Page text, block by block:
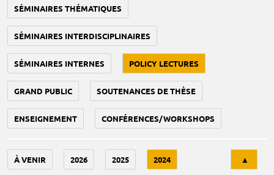
SÉMINAIRES THÉMATIQUES
SÉMINAIRES INTERDISCIPLINAIRES
SÉMINAIRES INTERNES POLICY LECTURES
GRAND PUBLIC SOUTENANCES DE THÈSE
ENSEIGNEMENT CONFÉRENCES/WORKSHOPS
À VENIR 2026 2025 2024 ▲